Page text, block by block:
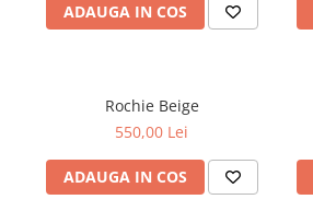
ADAUGA IN COS
Rochie Beige
550,00 Lei
ADAUGA IN COS